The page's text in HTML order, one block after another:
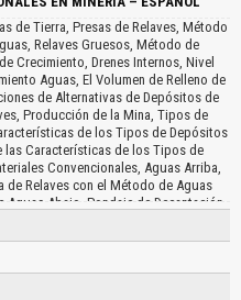
de Tierra, Presas de Relaves, Método
Relaves Gruesos, Método de
Crecimiento, Drenes Internos, Nivel
Aguas, El Volumen de Relleno de
de Alternativas de Depósitos de
Producción de la Mina, Tipos de
de los Tipos de Depósitos
las Características de los Tipos de
Convencionales, Aguas Arriba,
de Relaves con el Método de Aguas
Abajo, Pondaje de Decantación,
Presa de Arranque, Dren Interno,
de las Presas Construidas con los
Depósito, Cota Corona, Razón de
para la Construcción de la Presa
Línea Central…